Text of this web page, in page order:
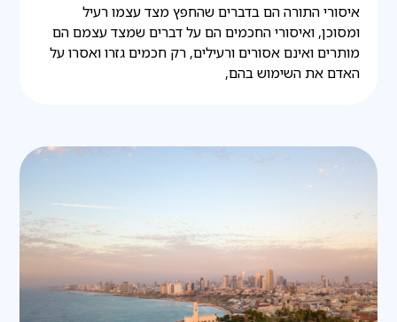
איסורי התורה הם בדברים שהחפץ מצד עצמו רעיל
ומסוכן, ואיסורי החכמים הם על דברים שמצד עצמם הם
מותרים ואינם אסורים ורעילים, רק חכמים גזרו ואסרו על
האדם את השימוש בהם,